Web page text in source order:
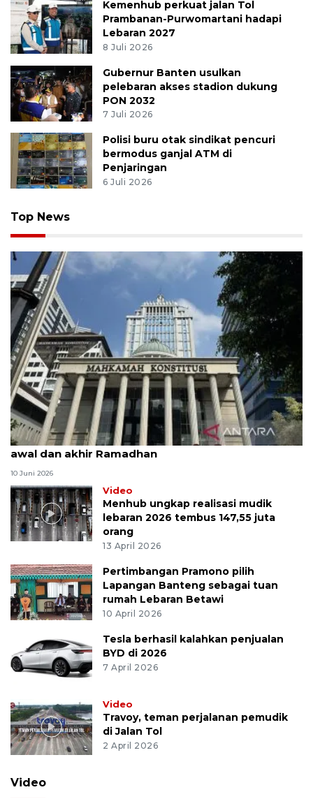
Bidh, Daud, dan niat
31 Juli 2026
Kemenhub perkuat jalan Tol
Prambanan-Purwomartani hadapi
Lebaran 2027
8 Juli 2026
Gubernur Banten usulkan
pelebaran akses stadion dukung
PON 2032
7 Juli 2026
Polisi buru otak sindikat pencuri
Top News
MK uji materi UU Peradilan Agama perihal isbat
awal dan akhir Ramadhan
10 Juni 2026
Video
Menhub ungkap realisasi mudik
lebaran 2026 tembus 147,55 juta
orang
13 April 2026
Pertimbangan Pramono pilih
Lapangan Banteng sebagai tuan
rumah Lebaran Betawi
10 April 2026
BYD di 2026
7 April 2026
Video